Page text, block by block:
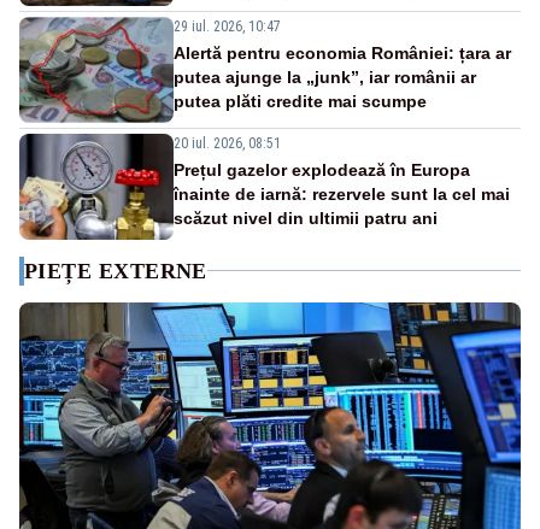
29 iul. 2026, 10:47
Alertă pentru economia României: țara ar
putea ajunge la „junk”, iar românii ar
putea plăti credite mai scumpe
20 iul. 2026, 08:51
Prețul gazelor explodează în Europa
înainte de iarnă: rezervele sunt la cel mai
scăzut nivel din ultimii patru ani
PIEȚE EXTERNE